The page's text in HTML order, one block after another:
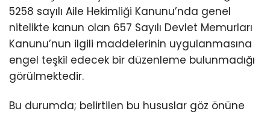
5258 sayılı Aile Hekimliği Kanunu’nda genel
nitelikte kanun olan 657 Sayılı Devlet Memurları
Kanunu’nun ilgili maddelerinin uygulanmasına
engel teşkil edecek bir düzenleme bulunmadığı
görülmektedir.
Bu durumda; belirtilen bu hususlar göz önüne